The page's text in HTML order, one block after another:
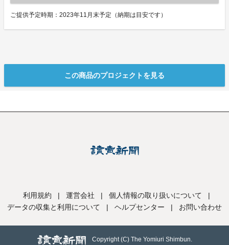
ご提供予定時期：2023年11月末予定（納期は目安です）
この商品のプロジェクトを見る
利用規約 | 運営会社 | 個人情報の取り扱いについて
|
データの収集と利用について
| ヘルプセンター | お問い合わせ
Copyright (C) The Yomiuri Shimbun.